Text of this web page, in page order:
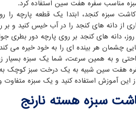
مناسب سفره هفت سین استفاده کرد.
سبزه کنجد، ابتدا یک قطعه پارچه
از دانه های کنجد را در آب خیس کنید و بر
روز، دانه های کنجد بر روی پارچه دور
چشمان هر بینده ای را به خود خیره می
و به همین سرعت، شما یک سبزه بسیار
هفت سین شبیه به یک درخت سبز کوچک
از این آموزش استفاده کنید و یک سبزه
سبزه هسته نارنج